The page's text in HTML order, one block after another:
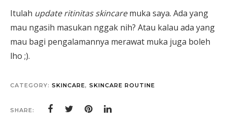
Itulah update ritinitas skincaremuka saya. Ada yang
mau ngasih masukan nggak nih? Atau kalau ada yang
mau bagi pengalamannya merawat muka juga boleh
lho ;).
CATEGORY: SKINCARE, SKINCARE ROUTINE
SHARE: